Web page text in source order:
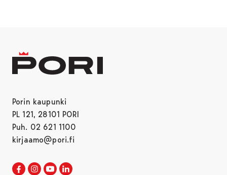
Porin kaupunki
PL 121, 28101 PORI
Puh. 02 621 1100
kirjaamo@pori.fi
Porin kaupunki Facebookissa
Avautuu uudessa välilehdessä
Porin kaupunki Instagramissa
Avautuu uudessa välilehdessä
Porin kaupunki Youtubessa
Avautuu uudessa välilehdessä